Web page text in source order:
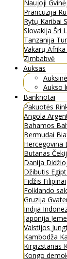
Naujoji
Prancūzija
Rytų Karibai
Slovakija Šri
Tanzanija
Vakarų Afrika
Zimbabvė
Auksas
Aukso
Banknotai
Pakuotės
Angola
Bahamos
Bermudai
Hercegovina
Butanas
Danija
Džibutis
Fidžis Filipinai
Folklando
Gruzija
Indija
Japonija
Valstijos
Kambodža
Kirgizstanas
Kongo